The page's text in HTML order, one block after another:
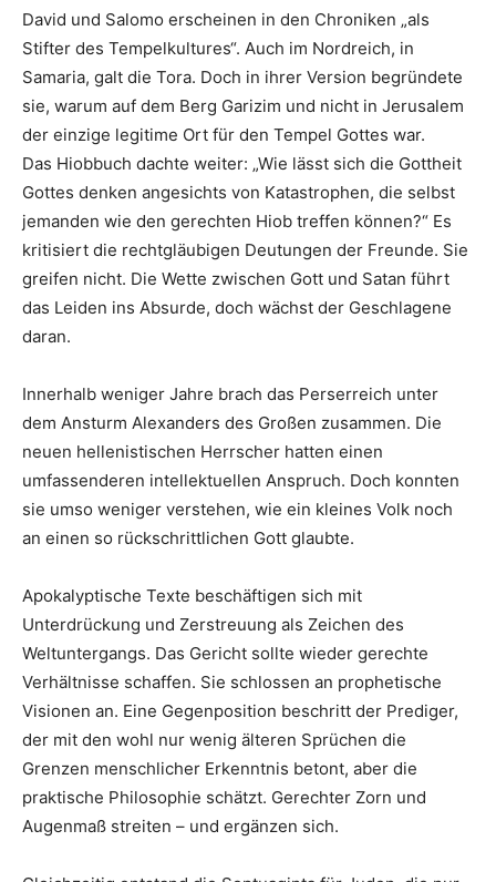
David und Salomo erscheinen in den Chroniken „als
Stifter des Tempelkultures“. Auch im Nordreich, in
Samaria, galt die Tora. Doch in ihrer Version begründete
sie, warum auf dem Berg Garizim und nicht in Jerusalem
der einzige legitime Ort für den Tempel Gottes war.
Das Hiobbuch dachte weiter: „Wie lässt sich die Gottheit
Gottes denken angesichts von Katastrophen, die selbst
jemanden wie den gerechten Hiob treffen können?“ Es
kritisiert die rechtgläubigen Deutungen der Freunde. Sie
greifen nicht. Die Wette zwischen Gott und Satan führt
das Leiden ins Absurde, doch wächst der Geschlagene
daran.
Innerhalb weniger Jahre brach das Perserreich unter
dem Ansturm Alexanders des Großen zusammen. Die
neuen hellenistischen Herrscher hatten einen
umfassenderen intellektuellen Anspruch. Doch konnten
sie umso weniger verstehen, wie ein kleines Volk noch
an einen so rückschrittlichen Gott glaubte.
Apokalyptische Texte beschäftigen sich mit
Unterdrückung und Zerstreuung als Zeichen des
Weltuntergangs. Das Gericht sollte wieder gerechte
Verhältnisse schaffen. Sie schlossen an prophetische
Visionen an. Eine Gegenposition beschritt der Prediger,
der mit den wohl nur wenig älteren Sprüchen die
Grenzen menschlicher Erkenntnis betont, aber die
praktische Philosophie schätzt. Gerechter Zorn und
Augenmaß streiten – und ergänzen sich.